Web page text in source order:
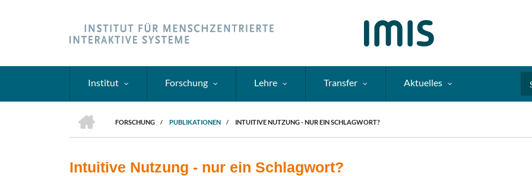
Institut Forschung Lehre Transfer Aktuelles
PFADNAVIGATION
FORSCHUNG
/ PUBLIKATIONEN / INTUITIVE NUTZUNG - NUR EIN SCHLAGWORT?
Intuitive Nutzung - nur ein Schlagwort?